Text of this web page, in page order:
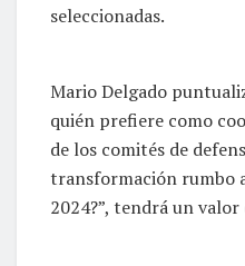
seleccionadas.
Mario Delgado
quién prefiere como
de los comités de
transformación rumbo
2024?”, tendrá un